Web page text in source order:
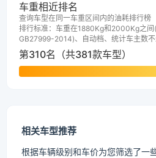
车重相近排名
查询车型在同一车重区间内的油耗排行榜
排行标准：车重在1880Kg和2000Kg之间
GB27999-2014)、自动档、统计车主数不
第310名（共381款车型）
相关车型推荐
根据车辆级别和车价为您筛选了一